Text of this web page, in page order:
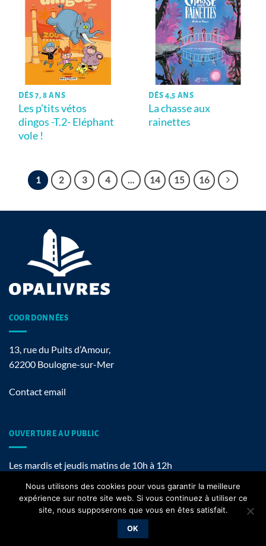
DÈS 7, 8 ANS
Les p’tits vétos
dingos -T.2- Eléphant
vole !
DÈS 4,5 ANS
La chasse aux
rainettes
1 2 3 4 … 14 15 16
COORDONNÉES
13, rue du Puits d’Amour,
62200 Boulogne-sur-Mer
Contact email
OUVERTURE AU PUBLIC
Les mardis et jeudis matins de 10h à 12h
Mentions légales
Copyright 2026 ©
Nous utilisons des cookies pour vous garantir la meilleure
expérience sur notre site web. Si vous continuez à utiliser ce
site, nous supposerons que vous en êtes satisfait.
OK